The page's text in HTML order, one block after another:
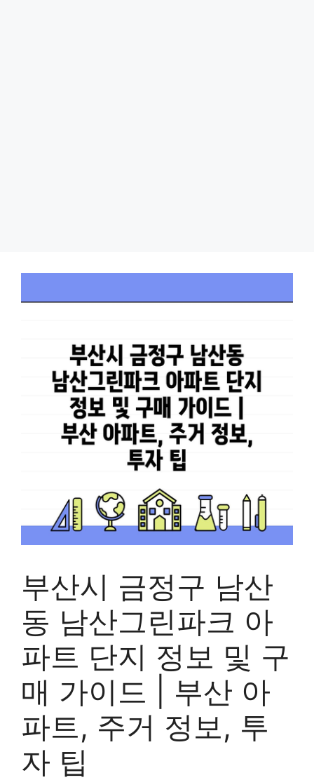
부산시 금정구 남산
동 남산그린파크 아
파트 단지 정보 및 구
매 가이드 | 부산 아
파트, 주거 정보, 투
자 팁